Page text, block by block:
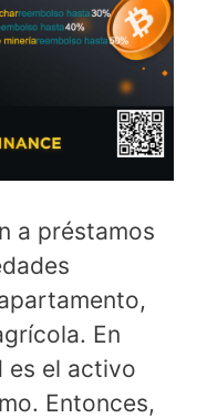
a préstamos
En
es el activo
Entonces,